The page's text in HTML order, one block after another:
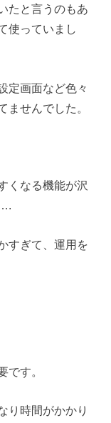
たと言うのもあ
使っていまし
定画面など色々
ませんでした。
くなる機能が沢
すぎて、運用を
です。
り時間がかかり